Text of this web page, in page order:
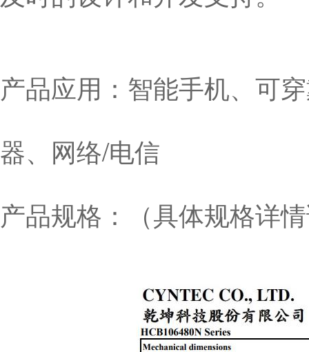
产品应用：智能手机、可
器、网络/电信
产品规格：（具体规格详